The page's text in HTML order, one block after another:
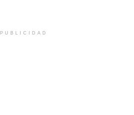
PUBLICIDAD